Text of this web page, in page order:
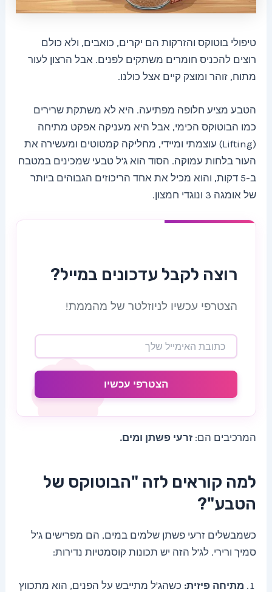
טיפולי בוטוקס והזרקות הם יקרים, כואבים, ולא כולם
רוצים להכניס חומרים משתקים לפנים. אבל הרצון לעור
מתוח, זוהר ומוצק קיים אצל כולנו.
הטבע מציע חלופה מפתיעה. היא לא משתקת שרירים
כמו הבוטוקס הכימי, אבל היא מעניקה אפקט מתיחה
(Lifting) עוצמתי ומיידי, מחליקה קמטוטים ומעשירה את
העור בלחות עמוקה. הסוד הוא ג'ל טבעי שמכינים במטבח
ב-5 דקות, והוא מכיל את אחד הריכוזים הגבוהים ביותר
של אומגה 3 ונוגדי חמצון.
רוצה לקבל עדכונים במייל?
הצטרפי עכשיו לניוזלטר של מהממת!
הצטרפי עכשיו
המרכיבים הם:זרעי פשתן ומים.
למה קוראים לזה "הבוטוקס של
הטבע"?
כשמבשלים זרעי פשתן שלמים במים, הם מפרישים ג'ל
סמיך ורירי. לג'ל הזה יש תכונות קוסמטיות נדירות:
מתיחה פיזית: כשהג'ל מתייבש על הפנים, הוא מתכווץ